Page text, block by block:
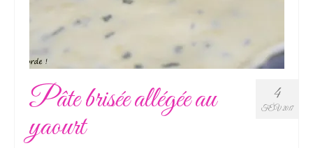
4
FÉV 2017
Pâte brisée allégée au
yaourt